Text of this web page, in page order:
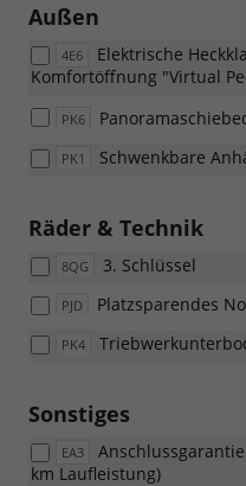
Parken
Plus-
[PL4]
LED-
[4E6]
Elektrische
Komfortöffnung
"Virtual
Pedal")
Außen
4E6
Elektrische
Komfortöffnung "Virtual
PK6
PK1 Schwenkbare
Räder & Technik
8QG 3. Schlüssel
PJD Platzsparendes
PK4
Sonstiges
EA3
km Laufleistung)